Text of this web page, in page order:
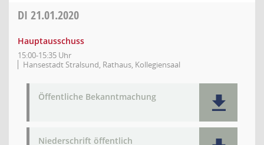
DI 21.01.2020
Hauptausschuss
15:00-15:35 Uhr
Hansestadt Stralsund, Rathaus, Kollegiensaal
Öffentliche Bekanntmachung
Niederschrift öffentlich